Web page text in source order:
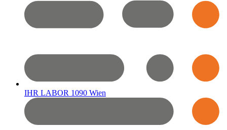
IHR LABOR 1090 Wien